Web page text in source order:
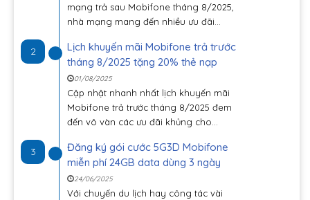
mạng trả sau Mobifone tháng 8/2025,
nhà mạng mang đến nhiều ưu đãi...
2
Lịch khuyến mãi Mobifone trả trước
tháng 8/2025 tặng 20% thẻ nạp
01/08/2025
Cập nhật nhanh nhất lịch khuyến mãi
Mobifone trả trước tháng 8/2025 đem
đến vô vàn các ưu đãi khủng cho...
3
Đăng ký gói cước 5G3D Mobifone
miễn phí 24GB data dùng 3 ngày
24/06/2025
Với chuyến du lịch hay công tác vài